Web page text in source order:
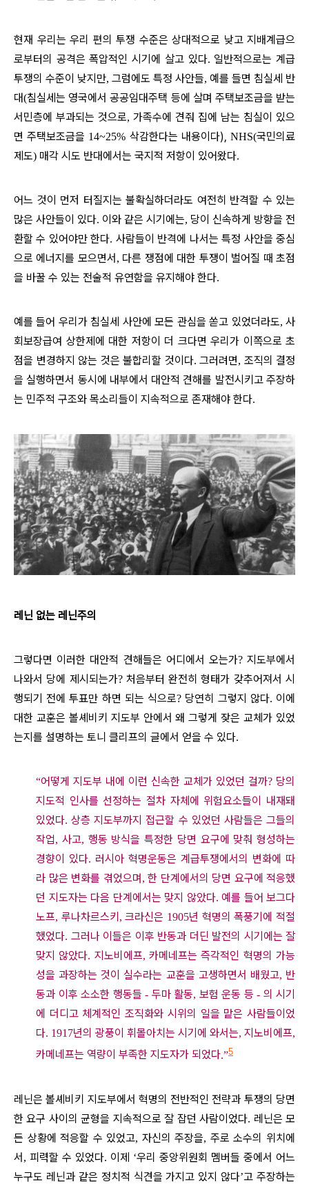
현재 우리는 우리 편의 투쟁 수준은 상대적으로 낮고 지배계급으
로부터의 공격은 폭압적인 시기에 살고 있다. 일반적으로는 계급
투쟁의 수준이 낮지만, 그럼에도 특정 사안들, 예를 들면 침실세 반
대(침실세는 영국에서 공공임대주택 등에 살며 주택보조금을 받는
서민층에 부과되는 것으로, 가족수에 견줘 집에 남는 침실이 있으
면 주택보조금을 14~25% 삭감한다는 내용이다), NHS(국민의료
제도) 매각 시도 반대에서는 국지적 저항이 있어왔다.
어느 것이 먼저 터질지는 불확실하더라도 여전히 반격할 수 있는
많은 사안들이 있다. 이와 같은 시기에는, 당이 신속하게 방향을 전
환할 수 있어야만 한다. 사람들이 반격에 나서는 특정 사안을 중심
으로 에너지를 모으면서 , 다른 쟁점에 대한 투쟁이 벌어질 때 초점
을 바꿀 수 있는 전술적 유연함을 유지해야 한다.
예를 들어 우리가 침실세 사안에 모든 관심을 쏟고 있었더라도,사
회보장급여 상한제에 대한 저항이 더 크다면 우리가 이쪽으로 초
점을 변경하지 않는 것은 불합리할 것이다. 그러려면, 조직의 결정
을 실행하면서 동시에 내부에서 대안적 견해를 발전시키고 주장하
는 민주적 구조와 목소리들이 지속적으로 존재해야 한다.
레닌 없는 레닌주의
그렇다면 이러한 대안적 견해들은 어디에서 오는가?지도부에서
나와서 당에 제시되는가? 처음부터 완전히 형태가 갖추어져서 시
행되기 전에 투표만 하면 되는 식으로? 당연히 그렇지 않다. 이에
대한 교훈은 볼셰비키 지도부 안에서 왜 그렇게 잦은 교체가 있었
는지를 설명하는 토니 클리프의 글에서 얻을 수 있다.
“어떻게 지도부 내에 이런 신속한 교체가 있었던 걸까? 당의
지도적 인사를 선정하는 절차 자체에 위험요소들이 내재돼
있었다.상층 지도부까지 접근할 수 있었던 사람들은 그들의
작업, 사고, 행동 방식을 특정한 당면 요구에 맞춰 형성하는
경향이 있다. 러시아 혁명운동은 계급투쟁에서의 변화에 따
라 많은 변화를 겪었으며 , 한 단계에서의 당면 요구에 적응했
던 지도자는 다음 단계에서는 맞지 않았다. 예를 들어 보그다
노프, 루나차르스키 ,크라신은 1905년 혁명의 폭풍기에 적절
했었다. 그러나 이들은 이후 반동과 더딘 발전의 시기에는 잘
맞지 않았다. 지노비에프,카메네프는 즉각적인 혁명의 가능
성을 과장하는 것이 실수라는 교훈을 고생하면서 배웠고, 반
동과 이후 소소한 행동들 - 두마 활동, 보험 운동 등 - 의 시기
에 더디고 체계적인 조직화와 시위의 일을 맡은 사람들이었
다. 1917년의 광풍이 휘몰아치는 시기에 와서는, 지노비에프,
카메네프는 역량이 부족한 지도자가 되었다.”5
레닌은 볼셰비키 지도부에서 혁명의 전반적인 전략과 투쟁의 당면
한 요구 사이의 균형을 지속적으로 잘 잡던 사람이었다. 레닌은 모
든 상황에 적응할 수 있었고, 자신의 주장을, 주로 소수의 위치에
서, 피력할 수 있었다. 이제 ‘우리 중앙위원회 멤버들 중에서 어느
누구도 레닌과 같은 정치적 식견을 가지고 있지 않다’고 주장하는